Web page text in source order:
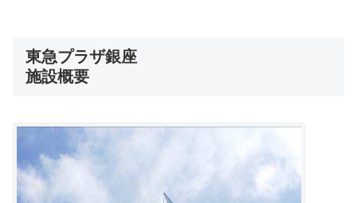
東急プラザ銀座
施設概要